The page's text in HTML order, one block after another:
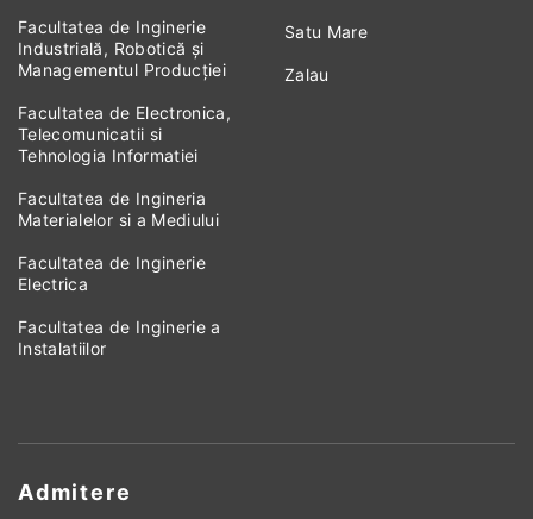
Facultatea de Inginerie
Industrială, Robotică și
Managementul Producției
Facultatea de Electronica,
Telecomunicatii si
Tehnologia Informatiei
Facultatea de Ingineria
Materialelor si a Mediului
Facultatea de Inginerie
Electrica
Facultatea de Inginerie a
Instalatiilor
Satu Mare
Zalau
Admitere